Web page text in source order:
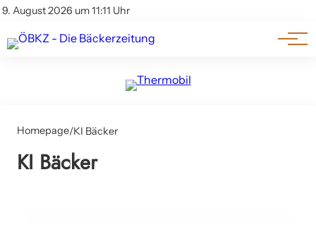
9. August 2026 um 11:11 Uhr
Impressum & Offenlegung
Am Wort
Genuss & Trends
Homepage/KI Bäcker
KI Bäcker
Mit KI zu mehr Verkaufserfolg: Neues